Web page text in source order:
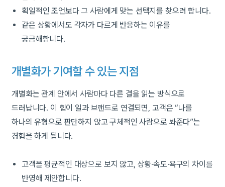
획일적인 조언보다 그 사람에게 맞는 선택지를 찾으려 합니다.
같은 상황에서도 각자가 다르게 반응하는 이유를
궁금해합니다.
개별화가 기여할 수 있는 지점
개별화는 관계 안에서 사람마다 다른 결을 읽는 방식으로
드러납니다. 이 힘이 일과 브랜드로 연결되면, 고객은 “나를
하나의 유형으로 판단하지 않고 구체적인 사람으로 봐준다”는
경험을 하게 됩니다.
고객을 평균적인 대상으로 보지 않고, 상황·속도·욕구의 차이를
반영해 제안합니다.